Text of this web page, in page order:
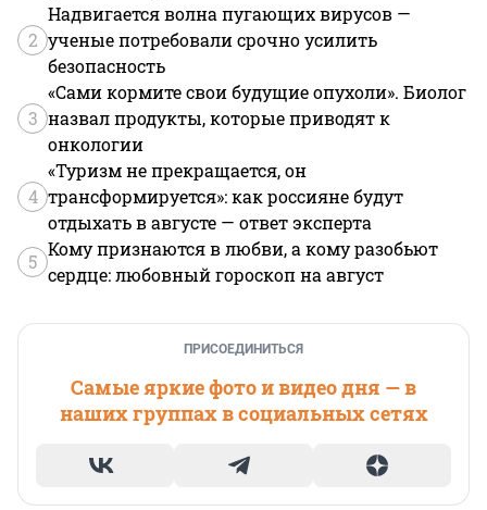
2
Надвигается волна пугающих вирусов —
ученые потребовали срочно усилить
безопасность
3
«Сами кормите свои будущие опухоли». Биолог
назвал продукты, которые приводят к
онкологии
4
«Туризм не прекращается, он
трансформируется»: как россияне будут
отдыхать в августе — ответ эксперта
5
Кому признаются в любви, а кому разобьют
сердце: любовный гороскоп на август
ПРИСОЕДИНИТЬСЯ
Самые яркие фото и видео дня — в
наших группах в социальных сетях